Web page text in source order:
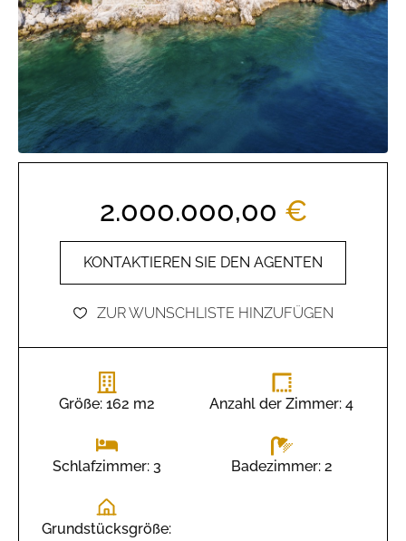
2.000.000,00 €
KONTAKTIEREN SIE DEN AGENTEN
ZUR WUNSCHLISTE HINZUFÜGEN
Größe: 162 m2 Anzahl der Zimmer: 4
Schlafzimmer: 3 Badezimmer: 2
Grundstücksgröße: